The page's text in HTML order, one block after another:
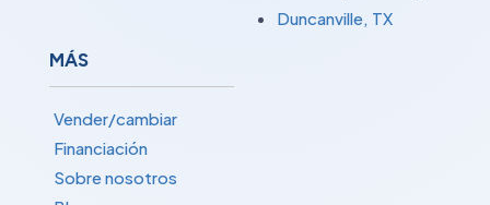
Duncanville, TX
MÁS
Vender/cambiar
Financiación
Sobre nosotros